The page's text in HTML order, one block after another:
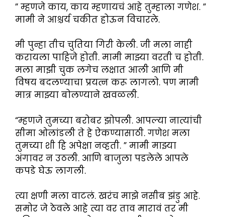
” म्हणजे काय, काय म्हणायचं आहे तुम्हाला गणेश. ”
मामी ने आश्चर्य चकीत होऊन विचारले.
मी पुन्हा तीच चुतिया गिरी केली. जी मला नाही
करायला पाहिजे होती. मामी माझ्या वरती च होती.
मला माझी चुक लगेच लक्षात आली आणि मी
विषय बदलण्याचा प्रयत्न करू लागलो. पण मामी
मात्र माझ्या बोलण्याने खवळली.
“म्हणजे तुमच्या बरोबर झोपली. आपल्या नात्यांची
सीमा ओलांडली ते हे ऐकण्यासाठी. गणेश मला
तुमच्या शी हि अपेक्षा नव्हती. ” मामी माझ्या
अंगावर न उठली. आणि बाजुला पडलेले आपले
कपडे घेऊ लागली.
त्या क्षणी मला वाटलं. खरंच माझे नसीब झंडु आहे.
समोर जे ठेवले आहे त्या वर ताव मारावं तर मी